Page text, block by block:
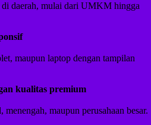
di daerah, mulai dari UMKM hingga
maupun laptop dengan tampilan
kualitas premium
maupun perusahaan besar.